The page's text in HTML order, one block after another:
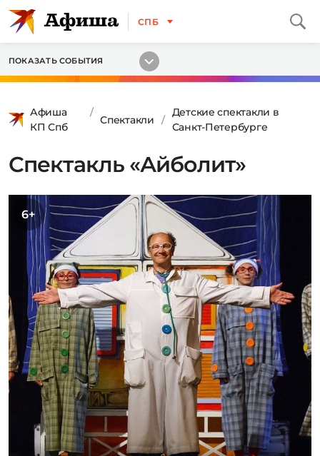
СПБ
ПОКАЗАТЬ СОБЫТИЯ
Афиша
КП Спб
Спектакли
Детские спектакли в
Санкт-Петербурге
Спектакль «Айболит»
6+